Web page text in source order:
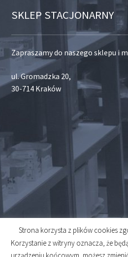
SKLEP STACJONARNY
Zapraszamy do naszego sklepu i
ul. Gromadzka 20,
30-714 Kraków
© 2026
Created byMidero
Strona korzysta z plików cookies
Korzystanie z witryny oznacza, że